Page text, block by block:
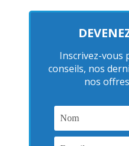
Inscrivez-vous
conseils, nos
nos